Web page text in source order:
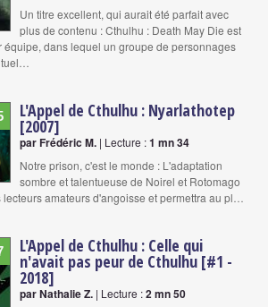
Un titre excellent, qui aurait été parfait avec
plus de contenu : Cthulhu : Death May Die est
dans lequel un groupe de personnages
L'Appel de Cthulhu : Nyarlathotep
[2007]
par Frédéric M. | Lecture :1 mn 34
Notre prison, c'est le monde : L'adaptation
sombre et talentueuse de Noirel et Rotomago
amateurs d'angoisse et permettra au pl…
L'Appel de Cthulhu : Celle qui
n'avait pas peur de Cthulhu [#1 -
2018]
par Nathalie Z. | Lecture :2 mn 50